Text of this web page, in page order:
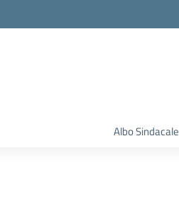
Albo Sindacale